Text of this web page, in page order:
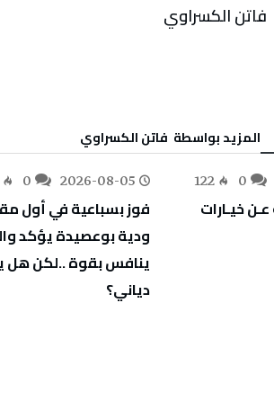
فاتن ‬الكسراوي
‫‫المزيد بواسطة‬ ‬ فاتن ‬الكسراوي
122
2026-08-05
‬دياني؟